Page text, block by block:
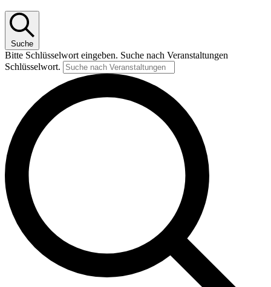
Suche
Bitte Schlüsselwort eingeben. Suche nach Veranstaltungen
Schlüsselwort.